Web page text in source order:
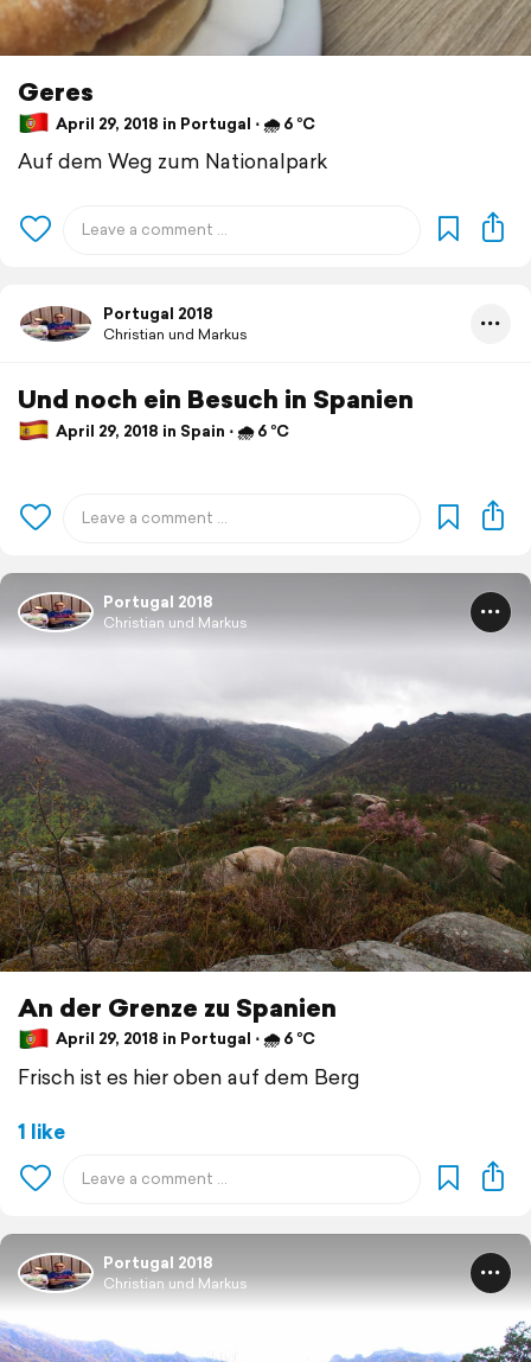
Geres
April 29, 2018 in Portugal ⋅ 🌧 6 °C
Auf dem Weg zum Nationalpark
Portugal 2018
Christian und Markus
Und noch ein Besuch in Spanien
April 29, 2018 in Spain ⋅ 🌧 6 °C
Portugal 2018
Christian und Markus
An der Grenze zu Spanien
April 29, 2018 in Portugal ⋅ 🌧 6 °C
Frisch ist es hier oben auf dem Berg
1 like
Portugal 2018
Christian und Markus